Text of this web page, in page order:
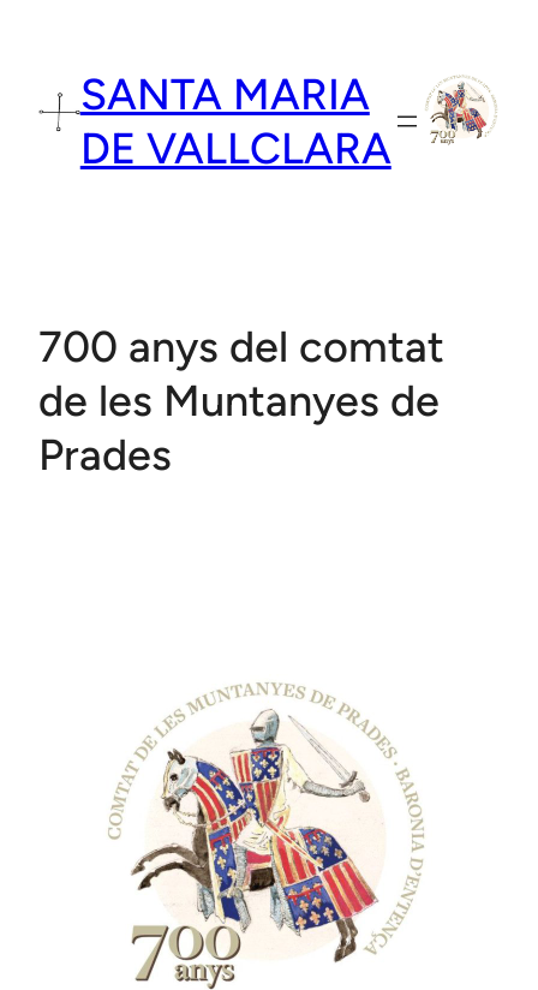
contingutSANTA MARIA
DE VALLCLARA
700 anys del comtat
de les Muntanyes de
Prades